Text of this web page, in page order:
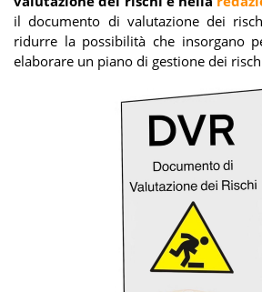
il documento di valutazione dei
ridurre la possibilità che insorgano
elaborare un piano di gestione dei